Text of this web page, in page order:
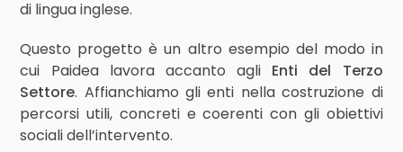
di lingua inglese.
Questo progetto è un altro esempio del modo in
cui Paidea lavora accanto agli Enti del Terzo
Settore. Affianchiamo gli enti nella costruzione di
percorsi utili, concreti e coerenti con gli obiettivi
sociali dell’intervento.